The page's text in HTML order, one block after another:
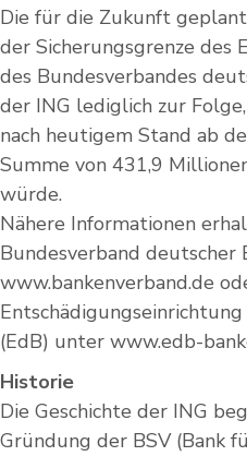
Die für die Zukunft
der Sicherungsgrenze des
des Bundesverbandes
der ING lediglich zur
nach heutigem Stand ab
Summe von 431,9
würde.
Nähere Informationen
Bundesverband deutscher
www.bankenverband.de
(EdB) unter www.edb-
Historie
Die Geschichte der ING
Gründung der BSV (Bank